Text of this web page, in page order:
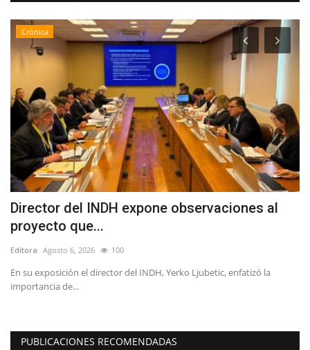
Crónica
Director del INDH expone observaciones al
proyecto que...
Editora Agosto 6, 2026 100
En su exposición el director del INDH, Yerko Ljubetic, enfatizó la
importancia de...
PUBLICACIONES RECOMENDADAS